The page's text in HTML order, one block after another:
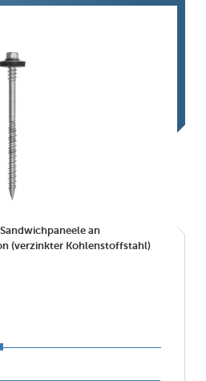
an
(verzinkter Kohlenstoffstahl)